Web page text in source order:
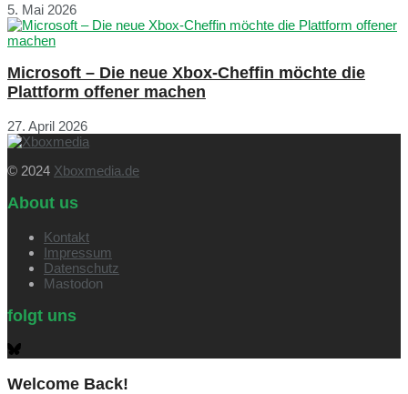
5. Mai 2026
Microsoft – Die neue Xbox-Cheffin möchte die
Plattform offener machen
27. April 2026
© 2024 Xboxmedia.de
About us
Kontakt
Impressum
Datenschutz
Mastodon
folgt uns
Welcome Back!